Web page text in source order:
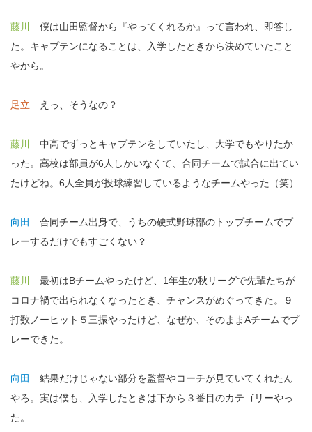
藤川
僕は山田監督から『やってくれるか』って言われ、即答し
た。キャプテンになることは、入学したときから決めていたこと
やから。
足立 えっ、そうなの？
藤川
中高でずっとキャプテンをしていたし、大学でもやりたか
った。高校は部員が6人しかいなくて、合同チームで試合に出てい
たけどね。6人全員が投球練習しているようなチームやった（笑）
向田
合同チーム出身で、うちの硬式野球部のトップチームでプ
レーするだけでもすごくない？
藤川
最初はBチームやったけど、1年生の秋リーグで先輩たちが
コロナ禍で出られなくなったとき、チャンスがめぐってきた。９
打数ノーヒット５三振やったけど、なぜか、そのままAチームでプ
レーできた。
向田
結果だけじゃない部分を監督やコーチが見ていてくれたん
やろ。実は僕も、入学したときは下から３番目のカテゴリーやっ
た。